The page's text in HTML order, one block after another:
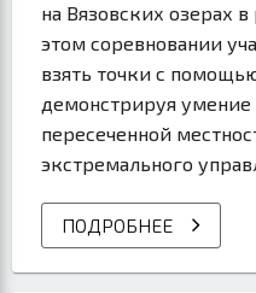
на Вязовских озерах
этом соревновании
взять точки с
демонстрируя умение
пересеченной
экстремального
ПОДРОБНЕЕ